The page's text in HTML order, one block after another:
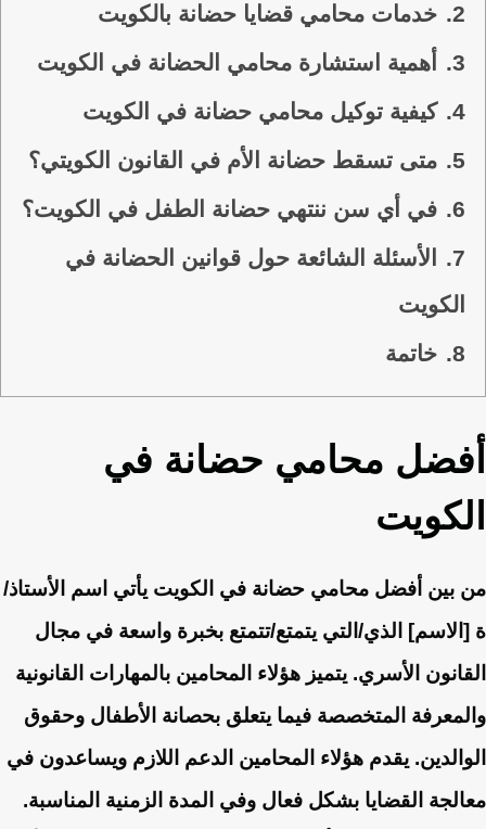
2.
خدمات محامي قضايا حضانة بالكويت
3.
أهمية استشارة محامي الحضانة في الكويت
4.
كيفية توكيل محامي حضانة في الكويت
5.
متى تسقط حضانة الأم في القانون الكويتي؟
6.
في أي سن ننتهي حضانة الطفل في الكويت؟
7.
الأسئلة الشائعة حول قوانين الحضانة في
الكويت
8.
خاتمة
أفضل محامي حضانة في
الكويت
من بين أفضل محامي حضانة في الكويت يأتي اسم الأستاذ/
ة [الاسم] الذي/التي يتمتع/تتمتع بخبرة واسعة في مجال
القانون الأسري. يتميز هؤلاء المحامين بالمهارات القانونية
والمعرفة المتخصصة فيما يتعلق بحصانة الأطفال وحقوق
الوالدين. يقدم هؤلاء المحامين الدعم اللازم ويساعدون في
معالجة القضايا بشكل فعال وفي المدة الزمنية المناسبة.